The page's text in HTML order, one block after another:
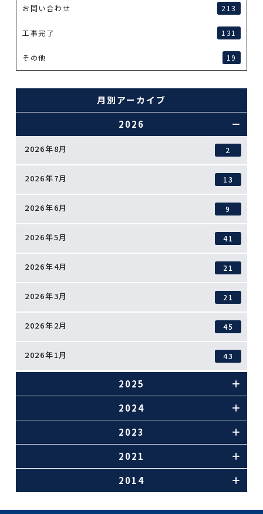
お問い合わせ 213
工事完了 131
その他 19
月別アーカイブ
2026
2026年8月 2
2026年7月 13
2026年6月 9
2026年5月 41
2026年4月 21
2026年3月 21
2026年2月 45
2026年1月 43
2025
2024
2023
2021
2014